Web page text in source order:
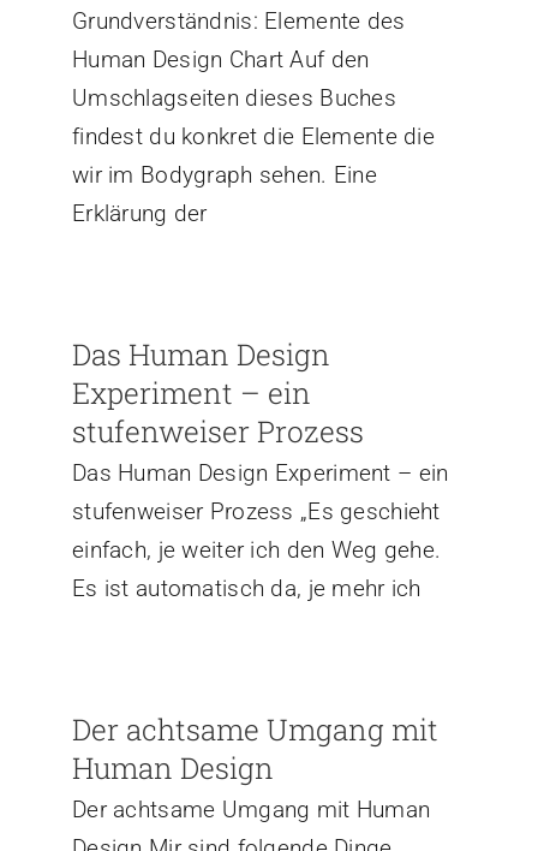
Grundverständnis: Elemente des
Human Design Chart Auf den
Umschlagseiten dieses Buches
findest du konkret die Elemente die
wir im Bodygraph sehen. Eine
Erklärung der
Das Human Design
Experiment – ein
stufenweiser Prozess
Das Human Design Experiment – ein
stufenweiser Prozess „Es geschieht
einfach, je weiter ich den Weg gehe.
Es ist automatisch da, je mehr ich
Der achtsame Umgang mit
Human Design
Der achtsame Umgang mit Human